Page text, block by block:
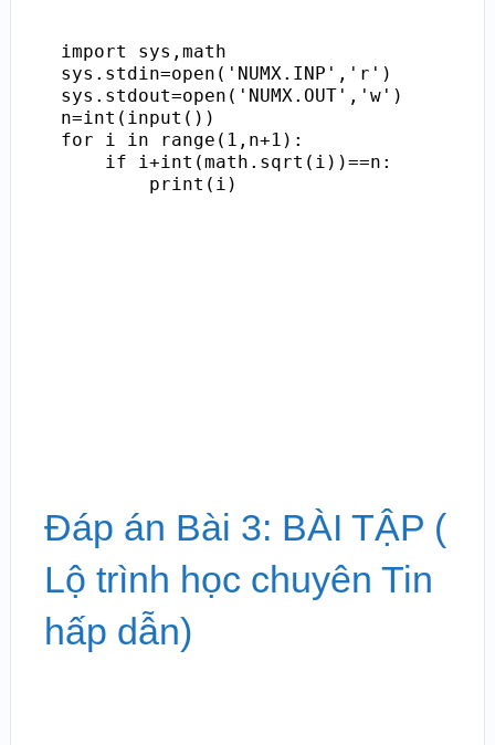
import sys,math
sys.stdin=open('NUMX.INP','r')
sys.stdout=open('NUMX.OUT','w')
n=int(input())
for i in range(1,n+1):
    if i+int(math.sqrt(i))==n:
        print(i)
Đáp án Bài 3: BÀI TẬP (
Lộ trình học chuyên Tin
hấp dẫn)